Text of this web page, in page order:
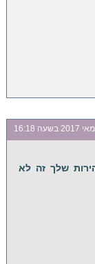
שלך זה לא